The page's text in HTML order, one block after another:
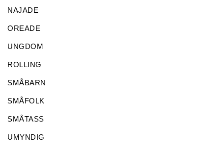
NAJADE
OREADE
UNGDOM
ROLLING
SMÅBARN
SMÅFOLK
SMÅTASS
UMYNDIG